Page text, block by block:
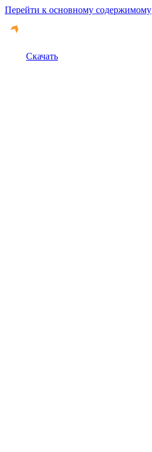
Перейти к основному содержимому
Скачать